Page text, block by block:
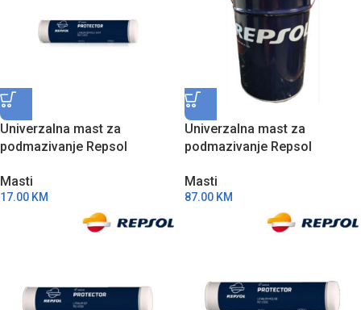
Univerzalna mast za
podmazivanje Repsol
Synt R2/3 V100 400g
RPP8031GJG
Masti
17.00 KM
Univerzalna mast za
podmazivanje Repsol
V100 5kg RPP8105BJE
Masti
87.00 KM